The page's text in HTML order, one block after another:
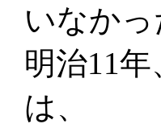
いなかっ
明治11
は、